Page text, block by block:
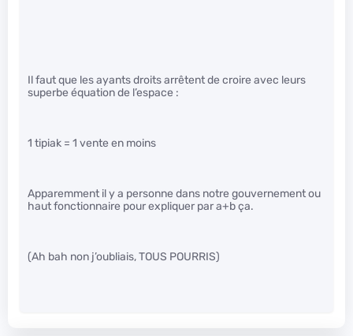
Il faut que les ayants droits arrêtent de croire avec leurs
superbe équation de l’espace :
1 tipiak = 1 vente en moins
Apparemment il y a personne dans notre gouvernement ou
haut fonctionnaire pour expliquer par a+b ça.
(Ah bah non j’oubliais, TOUS POURRIS)